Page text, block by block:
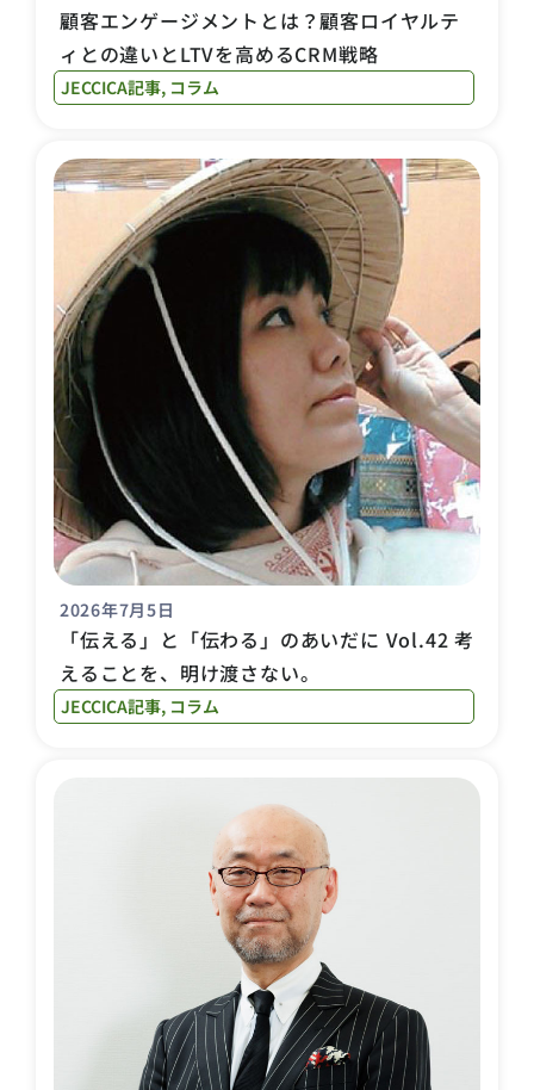
顧客エンゲージメントとは？顧客ロイヤルテ
ィとの違いとLTVを高めるCRM戦略
JECCICA記事, コラム
2026年7月5日
「伝える」と「伝わる」のあいだに Vol.42 考
えることを、明け渡さない。
JECCICA記事, コラム